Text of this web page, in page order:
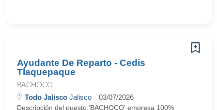
Ayudante De Reparto - Cedis
Tlaquepaque
BACHOCO
Todo Jalisco Jalisco 03/07/2026
Descripción del puesto:'BACHOCO' empresa 100%